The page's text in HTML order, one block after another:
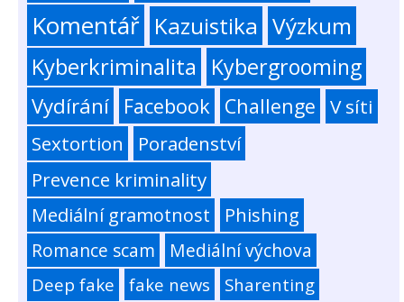
Komentář Kazuistika Výzkum
Kyberkriminalita Kybergrooming
Vydírání Facebook Challenge
V síti
Sextortion
Poradenství
Prevence kriminality
Mediální gramotnost
Phishing
Romance scam
Mediální výchova
Deep fake fake news Sharenting